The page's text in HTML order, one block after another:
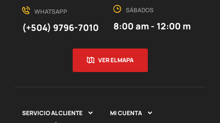
WHATSAPP
(+504) 9796-7010
SÁBADOS
8:00 am - 12:00 m
VER EL MAPA
SERVICIO AL CLIENTE  MI CUENTA 